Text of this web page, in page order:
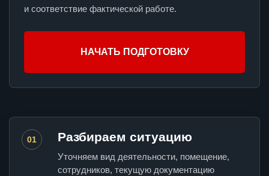
и соответствие фактической работе.
НАЧАТЬ ПОДГОТОВКУ
01 Разбираем ситуацию
Уточняем вид деятельности, помещение,
сотрудников, текущую документацию